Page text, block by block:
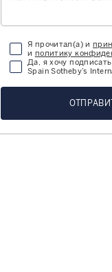
Я прочитал(а) и
и политику
Да, я хочу
Spain Sotheby’s